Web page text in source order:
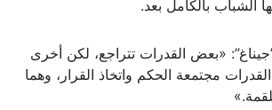
الشباب بالكامل بعد.
«بعض القدرات تتراجع، لكن أخرى
مجتمعة الحكم واتخاذ القرار، وهما